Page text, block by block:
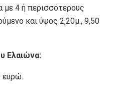
με 4 ή περισσότερους
και ύψος 2,20μ., 9,50
Ελαιώνα:
ευρώ.